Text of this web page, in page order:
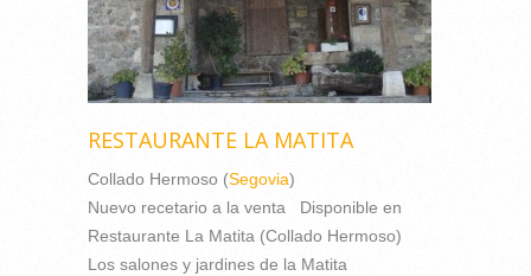
RESTAURANTE LA MATITA
Collado Hermoso (Segovia)
Nuevo recetario a la venta Disponible en
Restaurante La Matita (Collado Hermoso)
Los salones y jardines de la Matita